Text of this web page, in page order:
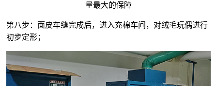
量最大的保障
第八步：面皮车缝完成后，进入充棉车间，对绒毛玩偶进行
初步定形；